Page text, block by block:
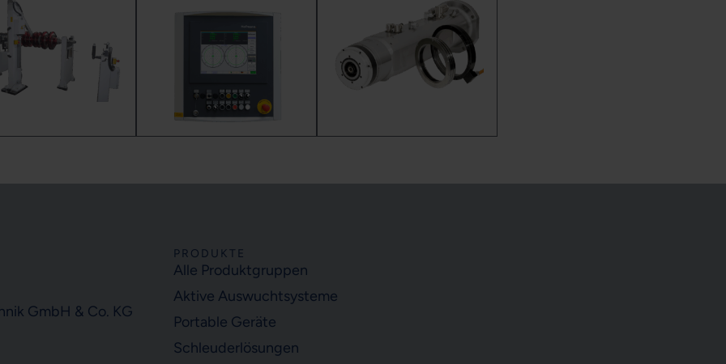
GmbH & Co. KG
PRODUKTE
Alle Produktgruppen
Aktive Auswuchtsysteme
Portable Geräte
Schleuderlösungen